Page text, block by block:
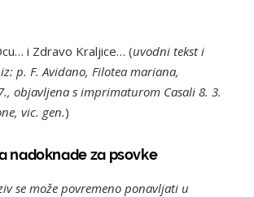
i Zdravo Kraljice… (uvodni tekst i
p. F. Avidano, Filotea mariana,
objavljena s imprimaturom Casali 8. 3.
vic. gen.)
nadoknade za psovke
se može povremeno ponavljati u